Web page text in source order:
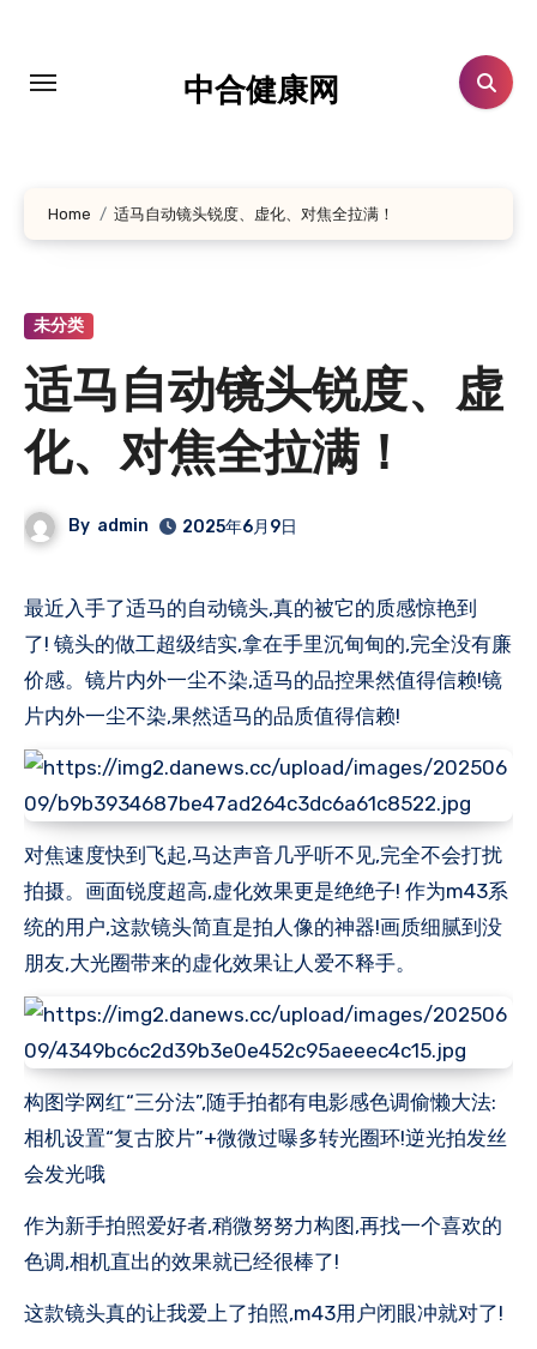
中合健康网
Home 适马自动镜头锐度、虚化、对焦全拉满！
未分类
适马自动镜头锐度、虚
化、对焦全拉满！
By admin 2025年6月9日
最近入手了适马的自动镜头,真的被它的质感惊艳到
了! 镜头的做工超级结实,拿在手里沉甸甸的,完全没有廉
价感。镜片内外一尘不染,适马的品控果然值得信赖!镜
片内外一尘不染,果然适马的品质值得信赖!
对焦速度快到飞起,马达声音几乎听不见,完全不会打扰
拍摄。画面锐度超高,虚化效果更是绝绝子! 作为m43系
统的用户,这款镜头简直是拍人像的神器!画质细腻到没
朋友,大光圈带来的虚化效果让人爱不释手。
构图学网红“三分法”,随手拍都有电影感色调偷懒大法:
相机设置“复古胶片”+微微过曝多转光圈环!逆光拍发丝
会发光哦
作为新手拍照爱好者,稍微努努力构图,再找一个喜欢的
色调,相机直出的效果就已经很棒了!
这款镜头真的让我爱上了拍照,m43用户闭眼冲就对了!